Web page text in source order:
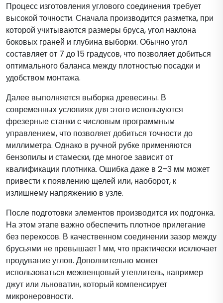
Процесс изготовления углового соединения требует
высокой точности. Сначала производится разметка, при
которой учитываются размеры бруса, угол наклона
боковых граней и глубина выборки. Обычно угол
составляет от 7 до 15 градусов, что позволяет добиться
оптимального баланса между плотностью посадки и
удобством монтажа.
Далее выполняется выборка древесины. В
современных условиях для этого используются
фрезерные станки с числовым программным
управлением, что позволяет добиться точности до
миллиметра. Однако в ручной рубке применяются
бензопилы и стамески, где многое зависит от
квалификации плотника. Ошибка даже в 2–3 мм может
привести к появлению щелей или, наоборот, к
излишнему напряжению в узле.
После подготовки элементов производится их подгонка.
На этом этапе важно обеспечить плотное прилегание
без перекосов. В качественном соединении зазор между
брусьями не превышает 1 мм, что практически исключает
продувание углов. Дополнительно может
использоваться межвенцовый утеплитель, например
джут или льноватин, который компенсирует
микронеровности.